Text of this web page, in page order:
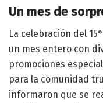
Un mes de
La celebración del
un mes entero con
promociones
para la comunidad
informaron que se